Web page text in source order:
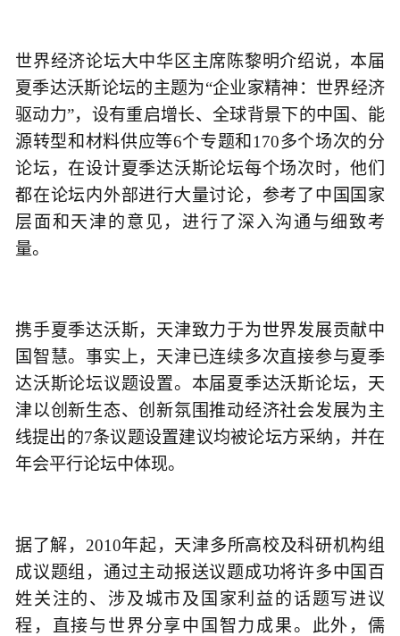
世界经济论坛大中华区主席陈黎明介绍说，本届
夏季达沃斯论坛的主题为“企业家精神：世界经济
驱动力”，设有重启增长、全球背景下的中国、能
源转型和材料供应等6个专题和170多个场次的分
论坛，在设计夏季达沃斯论坛每个场次时，他们
都在论坛内外部进行大量讨论，参考了中国国家
层面和天津的意见，进行了深入沟通与细致考
量。
携手夏季达沃斯，天津致力于为世界发展贡献中
国智慧。事实上，天津已连续多次直接参与夏季
达沃斯论坛议题设置。本届夏季达沃斯论坛，天
津以创新生态、创新氛围推动经济社会发展为主
线提出的7条议题设置建议均被论坛方采纳，并在
年会平行论坛中体现。
据了解，2010年起，天津多所高校及科研机构组
成议题组，通过主动报送议题成功将许多中国百
姓关注的、涉及城市及国家利益的话题写进议
程，直接与世界分享中国智力成果。此外，儒